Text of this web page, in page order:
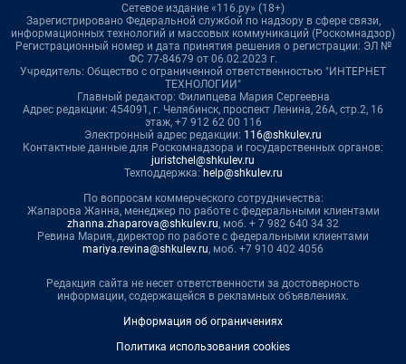
Сетевое издание «116.ру» (18+)
Зарегистрировано Федеральной службой по надзору в сфере связи,
информационных технологий и массовых коммуникаций (Роскомнадзор)
Регистрационный номер и дата принятия решения о регистрации: ЭЛ №
ФС 77-84679 от 06.02.2023 г.
Учредитель: Общество с ограниченной ответственностью "ИНТЕРНЕТ
ТЕХНОЛОГИИ"
Главный редактор: Филипцева Мария Сергеевна
Адрес редакции: 454091, г. Челябинск, проспект Ленина, 26А, стр.2, 16
этаж, +7 912 62 00 116
Электронный адрес редакции: 116@shkulev.ru
Контактные данные для Роскомнадзора и государственных органов:
juristchel@shkulev.ru
Техподдержка: help@shkulev.ru
По вопросам коммерческого сотрудничества:
Жапарова Жанна, менеджер по работе с федеральными клиентами
zhanna.zhaparova@shkulev.ru, моб. + 7 982 640 34 32
Ревина Мария, директор по работе с федеральными клиентами
mariya.revina@shkulev.ru, моб. +7 910 402 4056
Редакция сайта не несет ответственности за достоверность
информации, содержащейся в рекламных объявлениях.
Информация об ограничениях
Политика использования cookies